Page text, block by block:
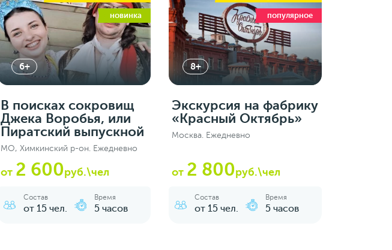
новинка
6+
В поисках сокровищ
Джека Воробья, или
Пиратский выпускной
МО, Химкинский р-он. Ежедневно
от 2 600руб.\чел
Состав
от 15 чел.
Время
5 часов
популярное
8+
Экскурсия на фабрику
«Красный Октябрь»
Москва. Ежедневно
от 2 800руб.\чел
Состав
от 15 чел.
Время
5 часов